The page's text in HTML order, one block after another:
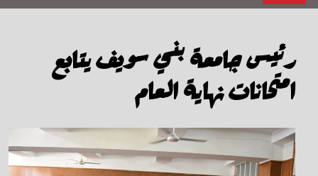
رئيس جامعة بني سويف يتابع
امتحانات نهاية العام